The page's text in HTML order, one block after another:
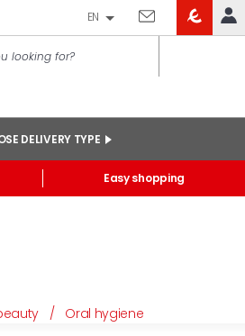
LOG IN
at the shop and online
EN
DELIVERY TYPE
Easy shopping
/ Oral hygiene